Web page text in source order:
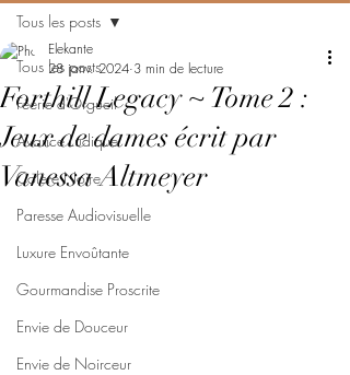
Tous les posts
Féerie d'Orgueil
Avarice Ludique
Colère Noire
Paresse Audiovisuelle
Luxure Envoûtante
Gourmandise Proscrite
Envie de Douceur
Envie de Noirceur
Tous les posts
Forthill Legacy ~ Tome 2 :
Jeux de dames écrit par
Vanessa Altmeyer
Elekante
28 janv. 2024 3 min de lecture